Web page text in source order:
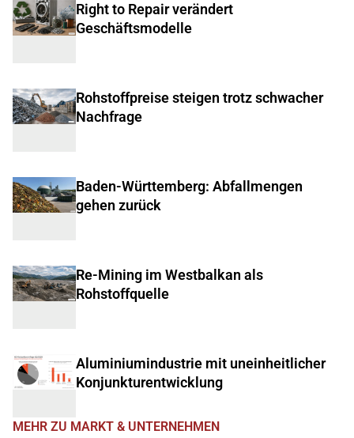
Right to Repair verändert
Geschäftsmodelle
Rohstoffpreise steigen trotz schwacher
Nachfrage
Baden-Württemberg: Abfallmengen
gehen zurück
Re-Mining im Westbalkan als
Rohstoffquelle
Aluminiumindustrie mit uneinheitlicher
Konjunkturentwicklung
MEHR ZU MARKT & UNTERNEHMEN